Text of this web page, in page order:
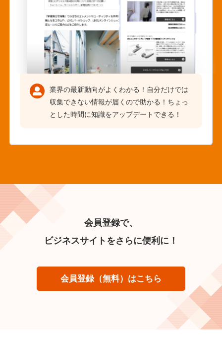
業界の最新動向がよくわかる！自分だけでは
収集できない情報が届くので助かる！ちょっ
とした時間に知識をアップデートできる！
会員登録で、
ビジネスサイトをさらに便利に！
会員登録（無料）はこちら